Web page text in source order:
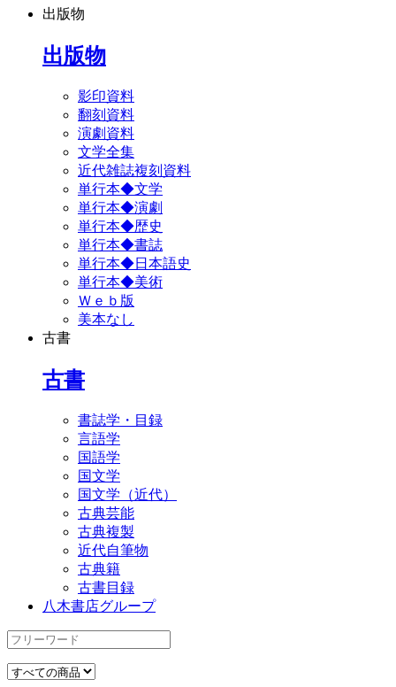
出版物
出版物
影印資料
翻刻資料
演劇資料
文学全集
近代雑誌複刻資料
単行本◆文学
単行本◆演劇
単行本◆歴史
単行本◆書誌
単行本◆日本語史
単行本◆美術
Ｗｅｂ版
美本なし
古書
古書
書誌学・目録
言語学
国語学
国文学
国文学（近代）
古典芸能
古典複製
近代自筆物
古典籍
古書目録
八木書店グループ